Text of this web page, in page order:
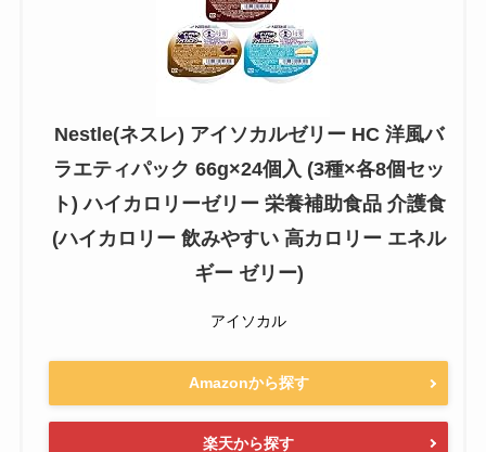
Nestle(ネスレ) アイソカルゼリー HC 洋風バ
ラエティパック 66g×24個入 (3種×各8個セッ
ト) ハイカロリーゼリー 栄養補助食品 介護食
(ハイカロリー 飲みやすい 高カロリー エネル
ギー ゼリー)
アイソカル
Amazonから探す
楽天から探す